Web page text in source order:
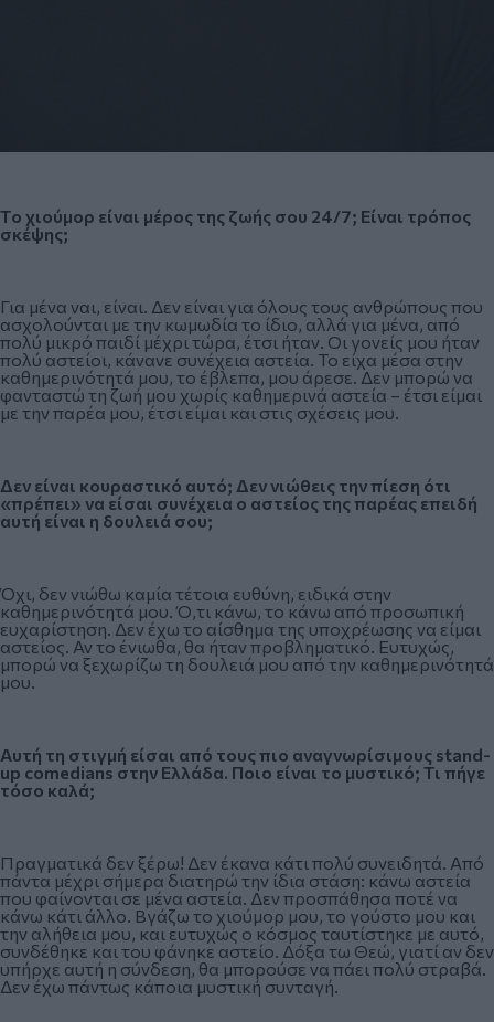
Το χιούμορ είναι μέρος της ζωής σου 24/7; Είναι τρόπος
σκέψης;
Για μένα ναι, είναι. Δεν είναι για όλους τους ανθρώπους που
ασχολούνται με την κωμωδία το ίδιο, αλλά για μένα, από
πολύ μικρό παιδί μέχρι τώρα, έτσι ήταν. Οι γονείς μου ήταν
πολύ αστείοι, κάνανε συνέχεια αστεία. Το είχα μέσα στην
καθημερινότητά μου, το έβλεπα, μου άρεσε. Δεν μπορώ να
φανταστώ τη ζωή μου χωρίς καθημερινά αστεία – έτσι είμαι
με την παρέα μου, έτσι είμαι και στις σχέσεις μου.
Δεν είναι κουραστικό αυτό; Δεν νιώθεις την πίεση ότι
«πρέπει» να είσαι συνέχεια ο αστείος της παρέας επειδή
αυτή είναι η δουλειά σου;
Όχι, δεν νιώθω καμία τέτοια ευθύνη, ειδικά στην
καθημερινότητά μου. Ό,τι κάνω, το κάνω από προσωπική
ευχαρίστηση. Δεν έχω το αίσθημα της υποχρέωσης να είμαι
αστείος. Αν το ένιωθα, θα ήταν προβληματικό. Ευτυχώς,
μπορώ να ξεχωρίζω τη δουλειά μου από την καθημερινότητά
μου.
Αυτή τη στιγμή είσαι από τους πιο αναγνωρίσιμους stand-
up comedians στην Ελλάδα. Ποιο είναι το μυστικό; Τι πήγε
τόσο καλά;
Πραγματικά δεν ξέρω! Δεν έκανα κάτι πολύ συνειδητά. Από
πάντα μέχρι σήμερα διατηρώ την ίδια στάση: κάνω αστεία
που φαίνονται σε μένα αστεία. Δεν προσπάθησα ποτέ να
κάνω κάτι άλλο. Βγάζω το χιούμορ μου, το γούστο μου και
την αλήθεια μου, και ευτυχώς ο κόσμος ταυτίστηκε με αυτό,
συνδέθηκε και του φάνηκε αστείο. Δόξα τω Θεώ, γιατί αν δεν
υπήρχε αυτή η σύνδεση, θα μπορούσε να πάει πολύ στραβά.
Δεν έχω πάντως κάποια μυστική συνταγή.